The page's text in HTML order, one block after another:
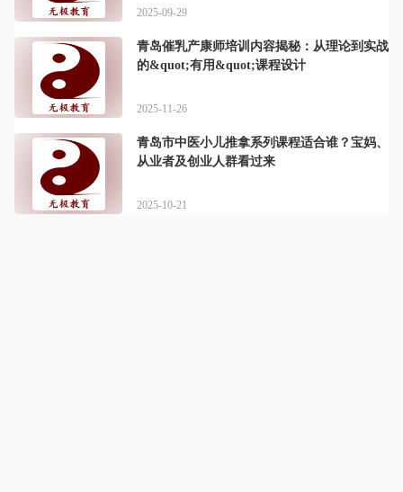
2025-09-29
青岛催乳产康师培训内容揭秘：从理论到实战
的&quot;有用&quot;课程设计
2025-11-26
青岛市中医小儿推拿系列课程适合谁？宝妈、
从业者及创业人群看过来
2025-10-21